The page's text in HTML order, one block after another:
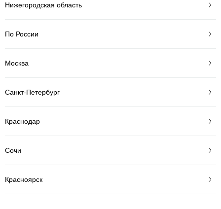
Нижегородская область
По России
Москва
Санкт-Петербург
Краснодар
Сочи
Красноярск